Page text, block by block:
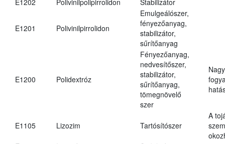
E1201 Polivinilpirrolidon
Emulgeálószer,
fényezőanyag,
stabilizátor,
sűrítőanyag
E1200 Polidextróz
Fényezőanyag,
nedvesítőszer,
stabilizátor,
sűrítőanyag,
tömegnövelő
szer
E1105 Lizozim Tartósítószer
A